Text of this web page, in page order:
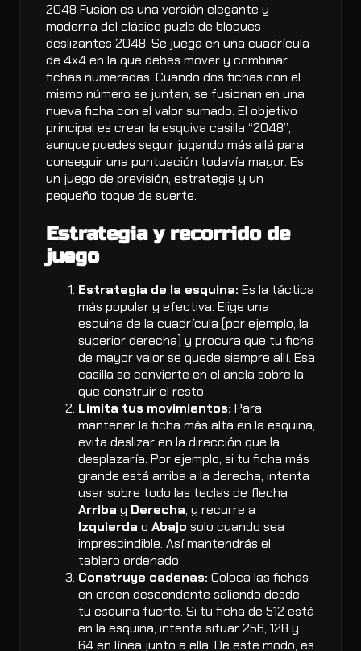
2048 Fusion es una versión elegante y
moderna del clásico puzle de bloques
deslizantes 2048. Se juega en una cuadrícula
de 4x4 en la que debes mover y combinar
fichas numeradas. Cuando dos fichas con el
mismo número se juntan, se fusionan en una
nueva ficha con el valor sumado. El objetivo
principal es crear la esquiva casilla “2048”,
aunque puedes seguir jugando más allá para
conseguir una puntuación todavía mayor. Es
un juego de previsión, estrategia y un
pequeño toque de suerte.
Estrategia y recorrido de
juego
Estrategia de la esquina: Es la táctica
más popular y efectiva. Elige una
esquina de la cuadrícula (por ejemplo, la
superior derecha) y procura que tu ficha
de mayor valor se quede siempre allí. Esa
casilla se convierte en el ancla sobre la
que construir el resto.
Limita tus movimientos: Para
mantener la ficha más alta en la esquina,
evita deslizar en la dirección que la
desplazaría. Por ejemplo, si tu ficha más
grande está arriba a la derecha, intenta
usar sobre todo las teclas de flecha
Arriba y Derecha, y recurre a
Izquierda o Abajo solo cuando sea
imprescindible. Así mantendrás el
tablero ordenado.
Construye cadenas: Coloca las fichas
en orden descendente saliendo desde
tu esquina fuerte. Si tu ficha de 512 está
en la esquina, intenta situar 256, 128 y
64 en línea junto a ella. De este modo, es